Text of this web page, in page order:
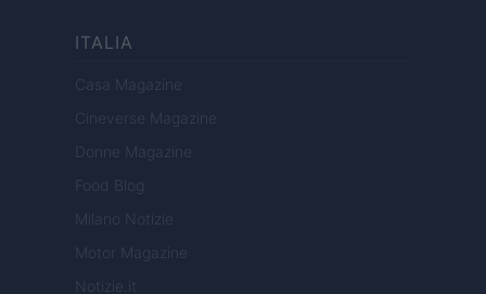
ITALIA
Casa Magazine
Cineverse Magazine
Donne Magazine
Food Blog
Milano Notizie
Motor Magazine
Notizie.it